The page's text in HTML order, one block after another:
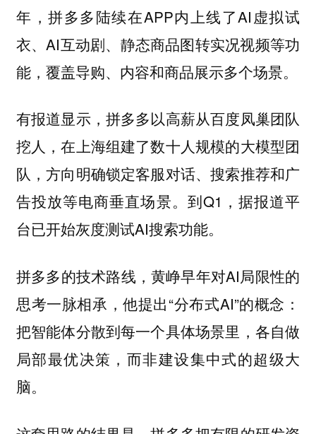
年，拼多多陆续在APP内上线了AI虚拟试
衣、AI互动剧、静态商品图转实况视频等功
能，覆盖导购、内容和商品展示多个场景。
有报道显示，拼多多以高薪从百度凤巢团队
挖人，在上海组建了数十人规模的大模型团
队，方向明确锁定客服对话、搜索推荐和广
告投放等电商垂直场景。到Q1，据报道平
台已开始灰度测试AI搜索功能。
拼多多的技术路线，黄峥早年对AI局限性的
思考一脉相承，他提出“分布式AI”的概念：
把智能体分散到每一个具体场景里，各自做
局部最优决策，而非建设集中式的超级大
脑。